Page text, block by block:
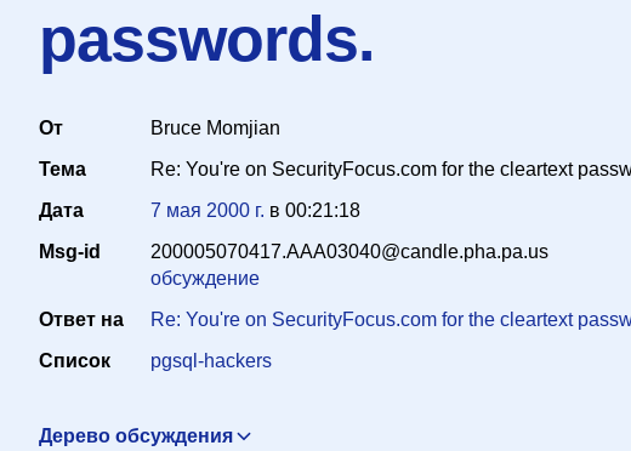
passwords.
От
Bruce Momjian
Тема
Re: You're on SecurityFocus.com for the cleartext
Дата
7 мая 2000 г. в 00:21:18
Msg-id
200005070417.AAA03040@candle.pha.pa.us
обсуждение
Ответ на
Re: You're on SecurityFocus.com for the cleartext
Список
pgsql-hackers
Дерево обсуждения